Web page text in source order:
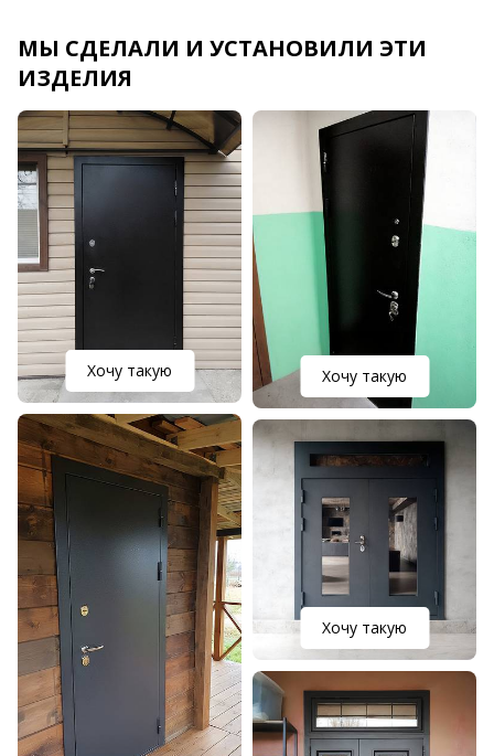
МЫ СДЕЛАЛИ И УСТАНОВИЛИ ЭТИ
ИЗДЕЛИЯ
Хочу такую Хочу такую
Хочу такую